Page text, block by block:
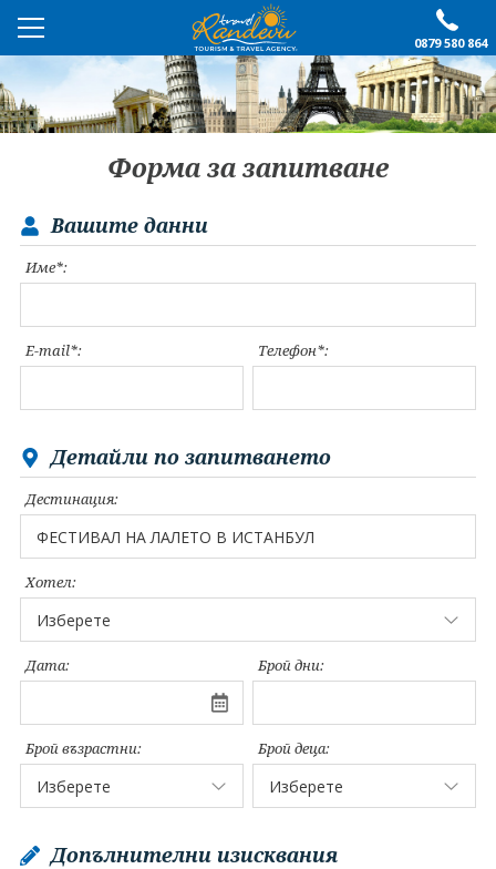
0879 580 864
ПРЕПОРЪЧАНО
ЕКСКУРЗИИ
ПОЧИВКИ
ОЩЕ
Контакти
Условия за записване
Политика за лични
Документи
Форма за запитване
Вашите данни
Име*:
E-mail*: Телефон*:
Детайли по запитването
Дестинация:
Хотел:
Дата: Брой дни:
Брой възрастни: Брой деца:
Допълнителни изисквания